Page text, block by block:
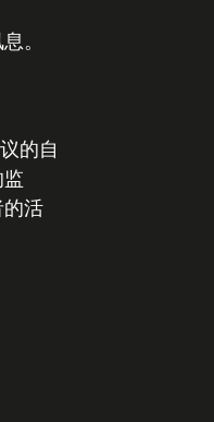
。
的自
活